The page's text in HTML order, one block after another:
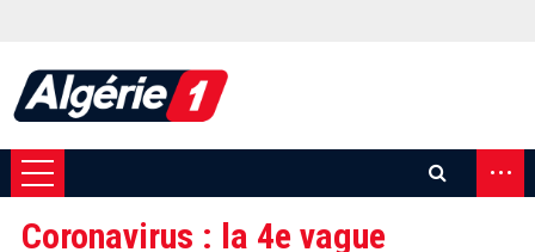
...
Coronavirus : la 4e vague